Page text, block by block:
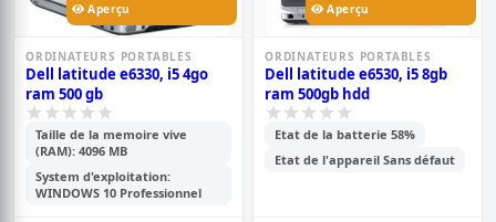
Aperçu
ORDINATEURS PORTABLES
Dell latitude e6330, i5 4go
ram 500 gb
Taille de la memoire vive
(RAM): 4096 MB
System d'exploitation:
WINDOWS 10 Professionnel
Aperçu
ORDINATEURS PORTABLES
Dell latitude e6530, i5 8gb
ram 500gb hdd
Etat de la batterie 58%
Etat de l'appareil Sans défaut